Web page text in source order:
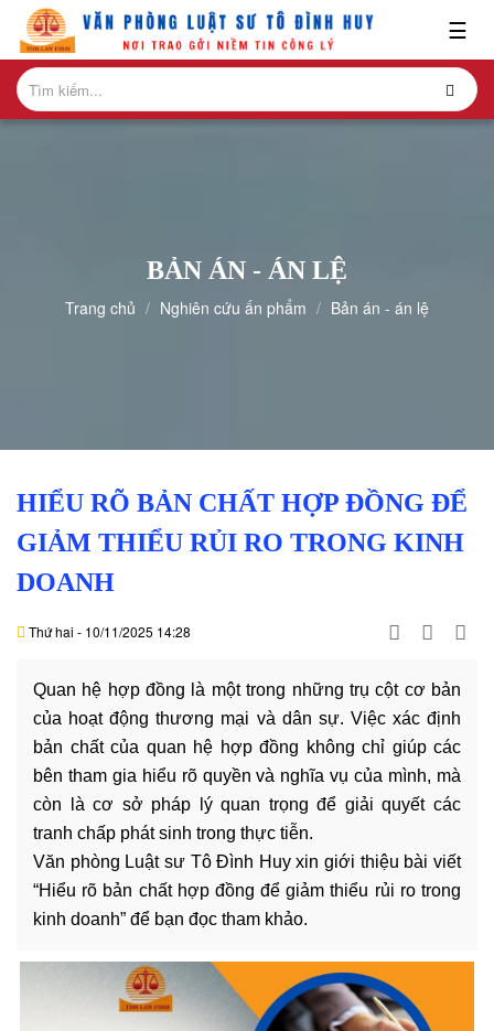
GIỚI
THIỆU
ĐÁP
DỊCH
VỤ
VĂN
BẢN
THỦ
TỤC
LIÊN
HỆ
☰
BẢN ÁN - ÁN LỆ
Trang chủ Nghiên cứu ấn phẩm Bản án - án lệ
HIỂU RÕ BẢN CHẤT HỢP ĐỒNG ĐỂ
GIẢM THIỂU RỦI RO TRONG KINH
DOANH
Thứ hai - 10/11/2025 14:28
Quan hệ hợp đồng là một trong những trụ cột cơ bản
của hoạt động thương mại và dân sự. Việc xác định
bản chất của quan hệ hợp đồng không chỉ giúp các
bên tham gia hiểu rõ quyền và nghĩa vụ của mình, mà
còn là cơ sở pháp lý quan trọng để giải quyết các
tranh chấp phát sinh trong thực tiễn.
Văn phòng Luật sư Tô Đình Huy xin giới thiệu bài viết
“Hiểu rõ bản chất hợp đồng để giảm thiểu rủi ro trong
kinh doanh” để bạn đọc tham khảo.